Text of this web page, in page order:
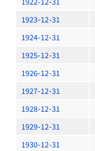
1923-12-31
1924-12-31
1925-12-31
1926-12-31
1927-12-31
1928-12-31
1929-12-31
1930-12-31